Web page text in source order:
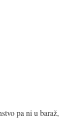
pa ni u baraž,